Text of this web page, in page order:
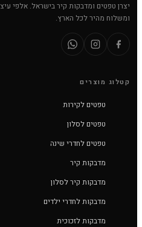
יצרן טפטים ומדבקות קיר בישראל. אלפי
ומשלוח מהיר לכל הארץ.
קטלוג מוצרים
טפטים לקירות
טפטים לסלון
טפטים לחדרי שינה
מדבקות קיר
מדבקות קיר לסלון
מדבקות לחדרי ילדים
מדבקות לזכוכית